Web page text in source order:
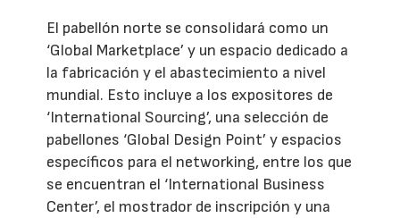
El pabellón norte se consolidará como un
‘Global Marketplace’ y un espacio dedicado a
la fabricación y el abastecimiento a nivel
mundial. Esto incluye a los expositores de
‘International Sourcing’, una selección de
pabellones ‘Global Design Point’ y espacios
específicos para el networking, entre los que
se encuentran el ‘International Business
Center’, el mostrador de inscripción y una